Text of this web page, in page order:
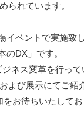
られています。
ベントで実施致し
DX」です。
ネス変革を行って
よび展示にてご紹
お待ちいたしてお